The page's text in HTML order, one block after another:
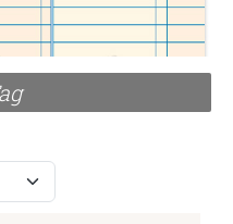
0%
Bewertungen.